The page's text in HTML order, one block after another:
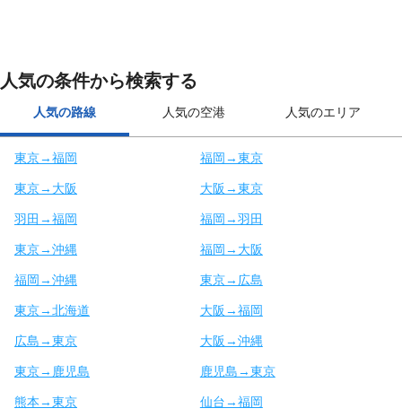
人気の条件から検索する
人気の路線 人気の空港 人気のエリア
東京→福岡 福岡→東京
東京→大阪 大阪→東京
羽田→福岡 福岡→羽田
東京→沖縄 福岡→大阪
福岡→沖縄 東京→広島
東京→北海道 大阪→福岡
広島→東京 大阪→沖縄
東京→鹿児島 鹿児島→東京
熊本→東京 仙台→福岡